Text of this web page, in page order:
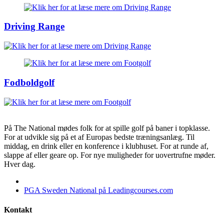
Driving Range
Fodboldgolf
På The National mødes folk for at spille golf på baner i topklasse.
For at udvikle sig på et af Europas bedste træningsanlæg. Til
middag, en drink eller en konference i klubhuset. For at runde af,
slappe af eller geare op. For nye muligheder for uovertrufne møder.
Hver dag.
PGA Sweden National på Leadingcourses.com
Kontakt